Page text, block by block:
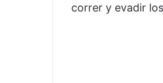
correr y evadir